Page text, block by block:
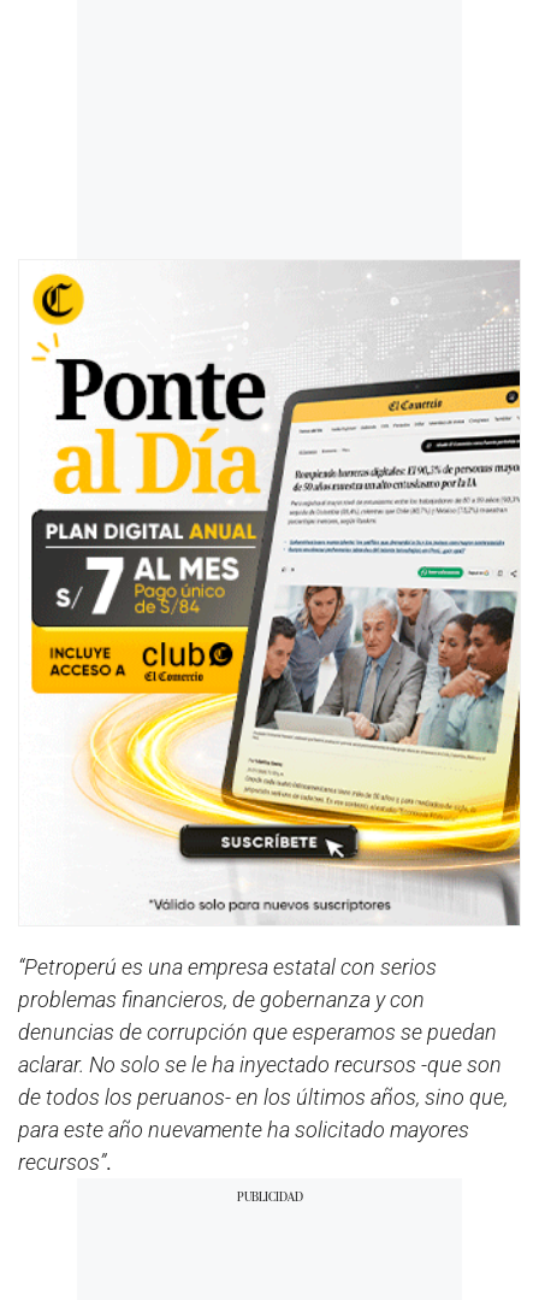
“Petroperú es una empresa estatal con serios
problemas financieros, de gobernanza y con
denuncias de corrupción que esperamos se puedan
aclarar. No solo se le ha inyectado recursos -que son
de todos los peruanos- en los últimos años, sino que,
para este año nuevamente ha solicitado mayores
recursos”.